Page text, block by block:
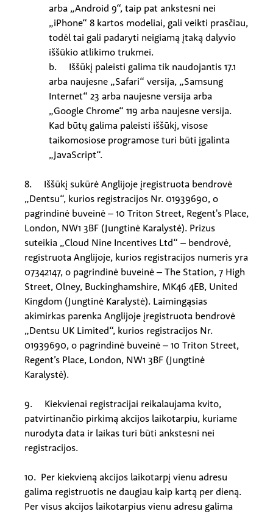
arba „Android 9“, taip pat ankstesni nei
„iPhone“ 8 kartos modeliai, gali veikti prasčiau,
todėl tai gali padaryti neigiamą įtaką dalyvio
iššūkio atlikimo trukmei.
b. Iššūkį paleisti galima tik naudojantis 17.1
arba naujesne „Safari“ versija, „Samsung
Internet“ 23 arba naujesne versija arba
„Google Chrome“ 119 arba naujesne versija.
Kad būtų galima paleisti iššūkį, visose
taikomosiose programose turi būti įgalinta
„JavaScript“.
8. Iššūkį sukūrė Anglijoje įregistruota bendrovė
„Dentsu“, kurios registracijos Nr. 01939690, o
pagrindinė buveinė – 10 Triton Street, Regent's Place,
London, NW1 3BF (Jungtinė Karalystė). Prizus
suteikia „Cloud Nine Incentives Ltd“ – bendrovė,
registruota Anglijoje, kurios registracijos numeris yra
07342147, o pagrindinė buveinė – The Station, 7 High
Street, Olney, Buckinghamshire, MK46 4EB, United
Kingdom (Jungtinė Karalystė). Laimingąsias
akimirkas parenka Anglijoje įregistruota bendrovė
„Dentsu UK Limited“, kurios registracijos Nr.
01939690, o pagrindinė buveinė – 10 Triton Street,
Regent’s Place, London, NW1 3BF (Jungtinė
Karalystė).
9. Kiekvienai registracijai reikalaujama kvito,
patvirtinančio pirkimą akcijos laikotarpiu, kuriame
nurodyta data ir laikas turi būti ankstesni nei
registracijos.
10. Per kiekvieną akcijos laikotarpį vienu adresu
galima registruotis ne daugiau kaip kartą per dieną.
Per visus akcijos laikotarpius vienu adresu galima